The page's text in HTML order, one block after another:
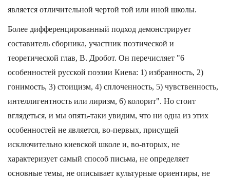
является отличительной чертой той или иной школы.
Более дифференцированный подход демонстрирует
составитель сборника, участник поэтической и
теоретической глав, В. Дробот. Он перечисляет "6
особенностей русской поэзии Киева: 1) избранность, 2)
гонимость, 3) стоицизм, 4) сплоченность, 5) чувственность,
интеллигентность или лиризм, 6) колорит". Но стоит
вглядеться, и мы опять-таки увидим, что ни одна из этих
особенностей не является, во-первых, присущей
исключительно киевской школе и, во-вторых, не
характеризует самый способ письма, не определяет
основные темы, не описывает культурные ориентиры, не